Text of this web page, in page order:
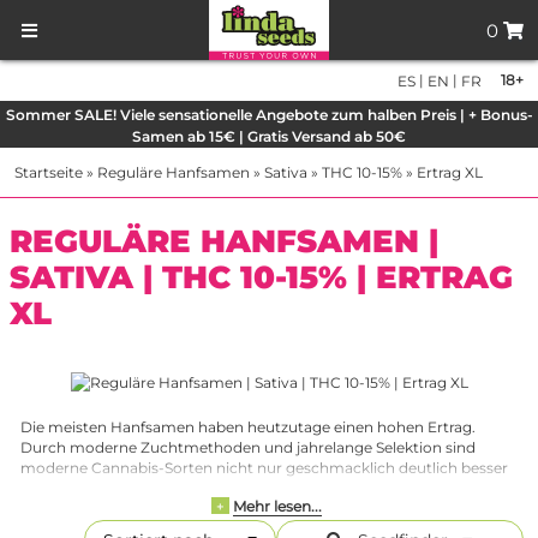
0
18+
ES | EN | FR
Sommer SALE! Viele sensationelle Angebote zum halben Preis | + Bonus-
Samen ab 15€ | Gratis Versand ab 50€
Startseite » Reguläre Hanfsamen » Sativa » THC 10-15% » Ertrag XL
REGULÄRE HANFSAMEN |
SATIVA | THC 10-15% | ERTRAG
XL
Die meisten Hanfsamen haben heutzutage einen hohen Ertrag.
Durch moderne Zuchtmethoden und jahrelange Selektion sind
moderne Cannabis-Sorten nicht nur geschmacklich deutlich besser
Vielfaches gesteigert. Im Vergleich zu den 70ger und 80er Jahren des
letzten Jahrhunderts, in denen erst wenige Cannabis-Samen mit
+ Mehr lesen...